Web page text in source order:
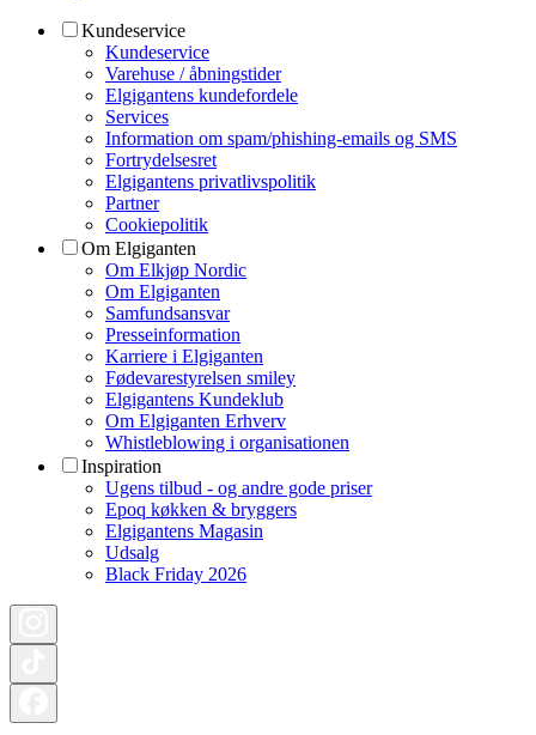
Kundeservice
Kundeservice
Varehuse / åbningstider
Elgigantens kundefordele
Services
Information om spam/phishing-emails og SMS
Fortrydelsesret
Elgigantens privatlivspolitik
Partner
Cookiepolitik
Om Elgiganten
Om Elkjøp Nordic
Om Elgiganten
Samfundsansvar
Presseinformation
Karriere i Elgiganten
Fødevarestyrelsen smiley
Elgigantens Kundeklub
Om Elgiganten Erhverv
Whistleblowing i organisationen
Inspiration
Ugens tilbud - og andre gode priser
Epoq køkken & bryggers
Elgigantens Magasin
Udsalg
Black Friday 2026